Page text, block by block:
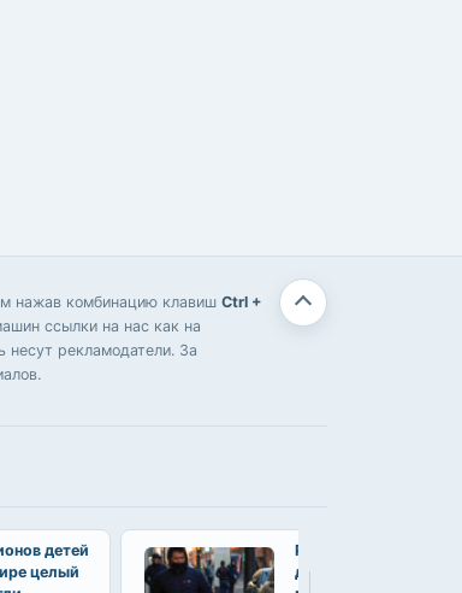
нажав комбинацию клавиш Ctrl +
ссылки на нас как на
рекламодатели. За
детей
целый
Роботы-багги начали
доставлять еду